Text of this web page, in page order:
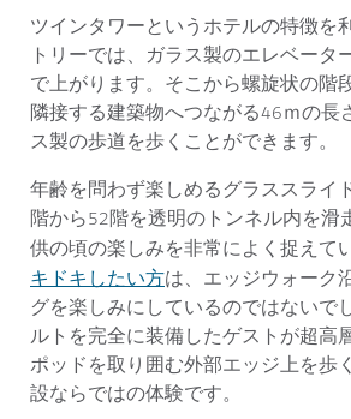
ツインタワーというホテルの特徴を
トリーでは、ガラス製のエレベータ
で上がります。そこから螺旋状の階
隣接する建築物へつながる46ｍの長
ス製の歩道を歩くことができます。
年齢を問わず楽しめるグラススライ
階から52階を透明のトンネル内を滑
供の頃の楽しみを非常によく捉えて
キドキしたい方は、エッジウォーク
グを楽しみにしているのではないで
ルトを完全に装備したゲストが超高
ポッドを取り囲む外部エッジ上を歩
設ならではの体験です。